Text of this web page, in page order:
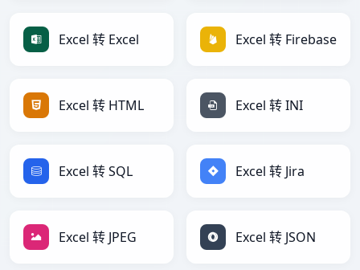
Excel 转 Excel Excel 转 Firebase
Excel 转 HTML Excel 转 INI
Excel 转 SQL Excel 转 Jira
Excel 转 JPEG Excel 转 JSON